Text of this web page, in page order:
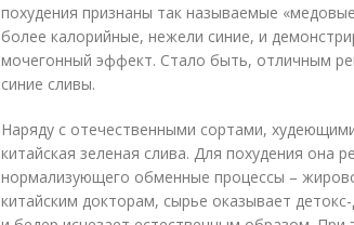
похудения признаны так называемые
более калорийные, нежели синие, и
мочегонный эффект. Стало быть, отличным
синие сливы.
Наряду с отечественными сортами,
китайская зеленая слива. Для похудения она
нормализующего обменные процессы –
китайским докторам, сырье оказывает